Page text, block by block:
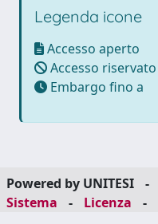
Legenda icone
Accesso aperto
Accesso riservato
Embargo fino a
Powered by UNITESI -
Sistema
- Licenza -